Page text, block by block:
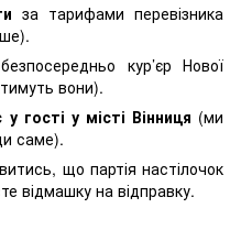
за тарифами перевізника
кур’єр Нової
вони).
гості у місті Вінниця (ми
саме).
що партія настілочок
відмашку на відправку.